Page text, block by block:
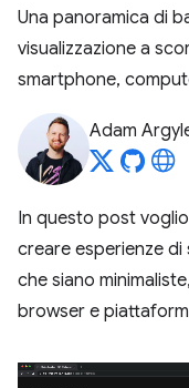
Una panoramica di
visualizzazione a
smartphone,
Adam
In questo post
creare esperienze
che siano
browser e